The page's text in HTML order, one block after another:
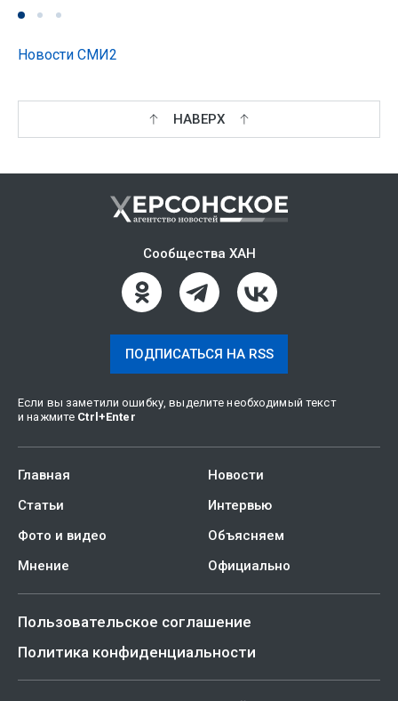
Новости СМИ2
НАВЕРХ
Сообщества ХАН
ПОДПИСАТЬСЯ НА RSS
Если вы заметили ошибку, выделите необходимый текст
и нажмите Ctrl +Enter
Главная
Новости
Статьи
Интервью
Фото и видео
Объясняем
Мнение
Официально
Пользовательское соглашение
Политика конфиденциальности